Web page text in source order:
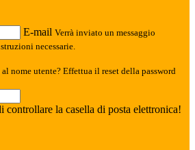
E-mail Verrà inviato un messaggio
necessarie.
nome utente? Effettua il reset della password
controllare la casella di posta elettronica!